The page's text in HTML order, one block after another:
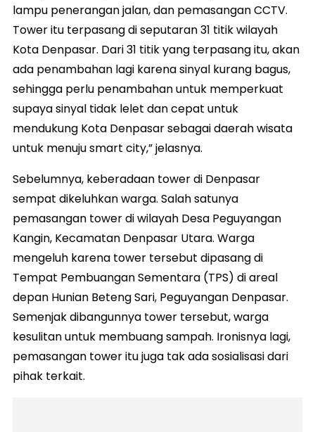
lampu penerangan jalan, dan pemasangan CCTV.
Tower itu terpasang di seputaran 31 titik wilayah
Kota Denpasar. Dari 31 titik yang terpasang itu, akan
ada penambahan lagi karena sinyal kurang bagus,
sehingga perlu penambahan untuk memperkuat
supaya sinyal tidak lelet dan cepat untuk
mendukung Kota Denpasar sebagai daerah wisata
untuk menuju smart city,” jelasnya.
Sebelumnya, keberadaan tower di Denpasar
sempat dikeluhkan warga. Salah satunya
pemasangan tower di wilayah Desa Peguyangan
Kangin, Kecamatan Denpasar Utara. Warga
mengeluh karena tower tersebut dipasang di
Tempat Pembuangan Sementara (TPS) di areal
depan Hunian Beteng Sari, Peguyangan Denpasar.
Semenjak dibangunnya tower tersebut, warga
kesulitan untuk membuang sampah. Ironisnya lagi,
pemasangan tower itu juga tak ada sosialisasi dari
pihak terkait.